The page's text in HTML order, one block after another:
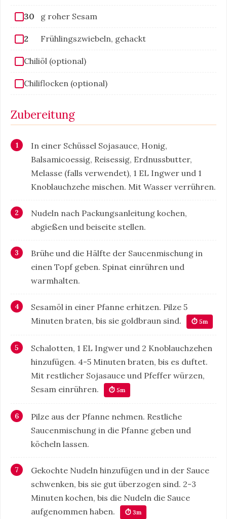
30 g roher Sesam
2 Frühlingszwiebeln, gehackt
Chiliöl (optional)
Chiliflocken (optional)
Zubereitung
In einer Schüssel Sojasauce, Honig,
Balsamicoessig, Reisessig, Erdnussbutter,
Melasse (falls verwendet), 1 EL Ingwer und 1
Knoblauchzehe mischen. Mit Wasser verrühren.
Nudeln nach Packungsanleitung kochen,
abgießen und beiseite stellen.
Brühe und die Hälfte der Saucenmischung in
einen Topf geben. Spinat einrühren und
warmhalten.
Sesamöl in einer Pfanne erhitzen. Pilze 5
Minuten braten, bis sie goldbraun sind.
⏱ 5m
Schalotten, 1 EL Ingwer und 2 Knoblauchzehen
hinzufügen. 4-5 Minuten braten, bis es duftet.
Mit restlicher Sojasauce und Pfeffer würzen,
Sesam einrühren.
⏱ 5m
Pilze aus der Pfanne nehmen. Restliche
Saucenmischung in die Pfanne geben und
köcheln lassen.
Gekochte Nudeln hinzufügen und in der Sauce
schwenken, bis sie gut überzogen sind. 2-3
Minuten kochen, bis die Nudeln die Sauce
aufgenommen haben.
⏱ 3m